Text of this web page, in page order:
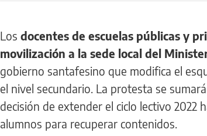
Los docentes de escuelas públicas y
movilización a la sede local del
gobierno santafesino que modifica el
el nivel secundario. La protesta se
decisión de extender el ciclo lectivo 2022
alumnos para recuperar contenidos.